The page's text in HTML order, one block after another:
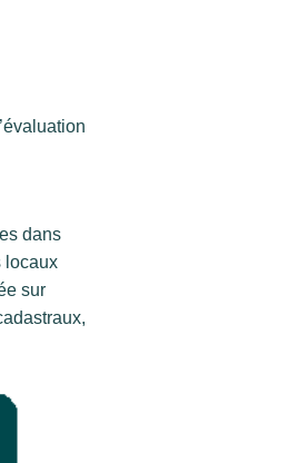
dans
locaux
sur